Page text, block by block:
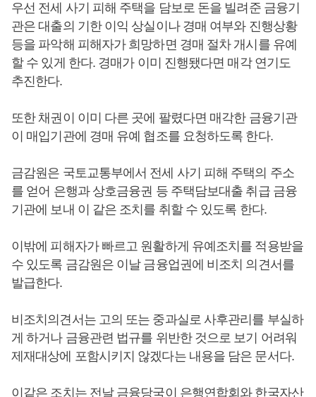
우선 전세 사기 피해 주택을 담보로 돈을 빌려준 금융기
관은 대출의 기한 이익 상실이나 경매 여부와 진행상황
등을 파악해 피해자가 희망하면 경매 절차 개시를 유예
할 수 있게 한다. 경매가 이미 진행됐다면 매각 연기도
추진한다.
또한 채권이 이미 다른 곳에 팔렸다면 매각한 금융기관
이 매입기관에 경매 유예 협조를 요청하도록 한다.
금감원은 국토교통부에서 전세 사기 피해 주택의 주소
를 얻어 은행과 상호금융권 등 주택담보대출 취급 금융
기관에 보내 이 같은 조치를 취할 수 있도록 한다.
이밖에 피해자가 빠르고 원활하게 유예조치를 적용받을
수 있도록 금감원은 이날 금융업권에 비조치 의견서를
발급한다.
비조치의견서는 고의 또는 중과실로 사후관리를 부실하
게 하거나 금융관련 법규를 위반한 것으로 보기 어려워
제재대상에 포함시키지 않겠다는 내용을 담은 문서다.
이같은 조치는 전날 금융당국이 은행연합회와 한국자산